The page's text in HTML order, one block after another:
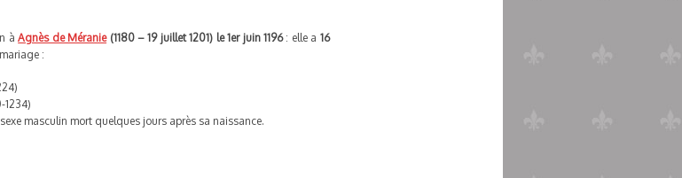
àAgnès de Méranie(1180 – 19 juillet 1201) le 1er juin 1196: elle a 16
:
1234)
masculin mort quelques jours après sa naissance.